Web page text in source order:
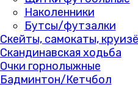
Наколенники
Бутсы/футзалки
Скейты, самокаты,
Скандинавская ходьба
Очки горнолыжные
Бадминтон/Кетчбол